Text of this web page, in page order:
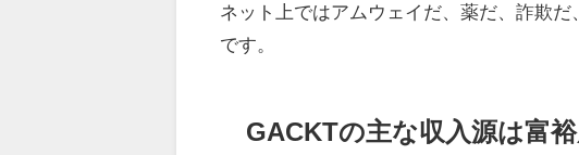
ネット上ではアムウェイだ、薬だ、詐欺
です。
GACKTの主な収入源は富